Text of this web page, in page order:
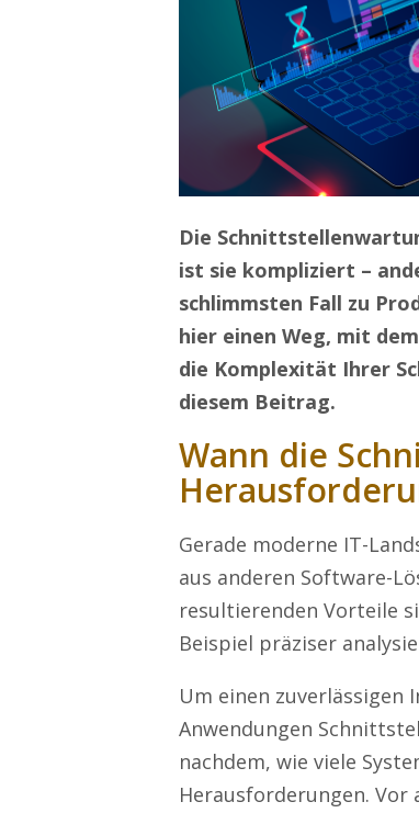
Die
ist sie kompliziert –
schlimmsten Fall zu
hier einen Weg, mit
die Komplexität Ihrer
diesem Beitrag.
Wann die
Gerade moderne IT-
aus anderen Software-
resultierenden Vorteile
Beispiel präziser
Um einen zuverlässigen
Anwendungen
nachdem, wie viele
Herausforderungen. Vor